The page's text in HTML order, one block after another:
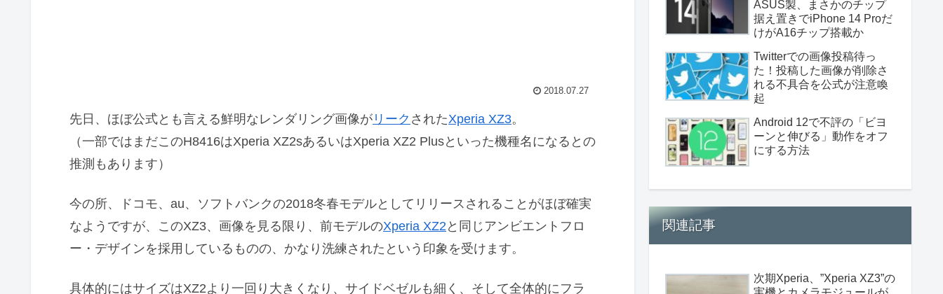
2018.07.27
先日、ほぼ公式とも言える鮮明なレンダリング画像が リーク されたXperia XZ3。
（一部ではまだこのH8416はXperia XZ2sあるいはXperia XZ2 Plusといった機種名になるとの
推測もあります）
今の所、ドコモ、au、ソフトバンクの2018冬春モデルとしてリリースされることがほぼ確実
なようですが、このXZ3、画像を見る限り、前モデルのXperia XZ2と同じアンビエントフロ
ー・デザインを採用しているものの、かなり洗練されたという印象を受けます。
具体的にはサイズはXZ2より一回り大きくなり、サイドベゼルも細く、そして全体的にフラ
ASUS製、まさかのチップ
据え置きでiPhone 14 Proだ
けがA16チップ搭載か
Twitterでの画像投稿待っ
た！投稿した画像が削除さ
れる不具合を公式が注意喚
起
Android 12で不評の「ビヨ
ーンと伸びる」動作をオフ
にする方法
関連記事
次期Xperia、”Xperia XZ3”の